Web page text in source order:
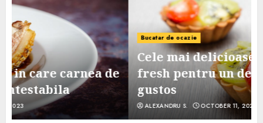
Bucatar de ocazie
Cele mai delicioase retete de tarte
fresh pentru un desert sanatos si
gustos
ALEXANDRU S. OCTOBER 11, 2023